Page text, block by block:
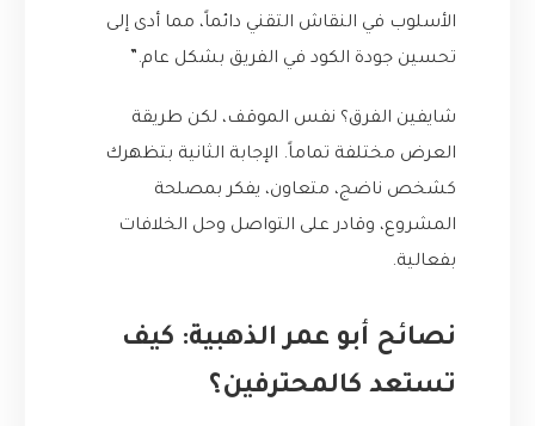
الأسلوب في النقاش التقني دائماً، مما أدى إلى
تحسين جودة الكود في الفريق بشكل عام.”
شايفين الفرق؟ نفس الموقف، لكن طريقة
العرض مختلفة تماماً. الإجابة الثانية بتظهرك
كشخص ناضج، متعاون، يفكر بمصلحة
المشروع، وقادر على التواصل وحل الخلافات
بفعالية.
نصائح أبو عمر الذهبية: كيف
تستعد كالمحترفين؟